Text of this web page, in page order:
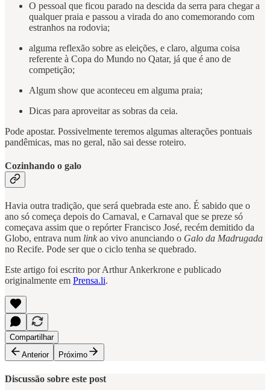
O pessoal que ficou parado na descida da serra para chegar a
qualquer praia e passou a virada do ano comemorando com
estranhos na rodovia;
alguma reflexão sobre as eleições, e claro, alguma coisa
referente à Copa do Mundo no Qatar, já que é ano de
competição;
Algum show que aconteceu em alguma praia;
Dicas para aproveitar as sobras da ceia.
Pode apostar. Possivelmente teremos algumas alterações pontuais
pandêmicas, mas no geral, não sai desse roteiro.
Cozinhando o galo
Havia outra tradição, que será quebrada este ano. É sabido que o
ano só começa depois do Carnaval, e Carnaval que se preze só
começava assim que o repórter Francisco José, recém demitido da
Globo, entrava num link ao vivo anunciando o Galo da Madrugada
no Recife. Pode ser que o ciclo tenha se quebrado.
Este artigo foi escrito por Arthur Ankerkrone e publicado
originalmente em Prensa.li.
Compartilhar
Anterior
Próximo
Discussão sobre este post